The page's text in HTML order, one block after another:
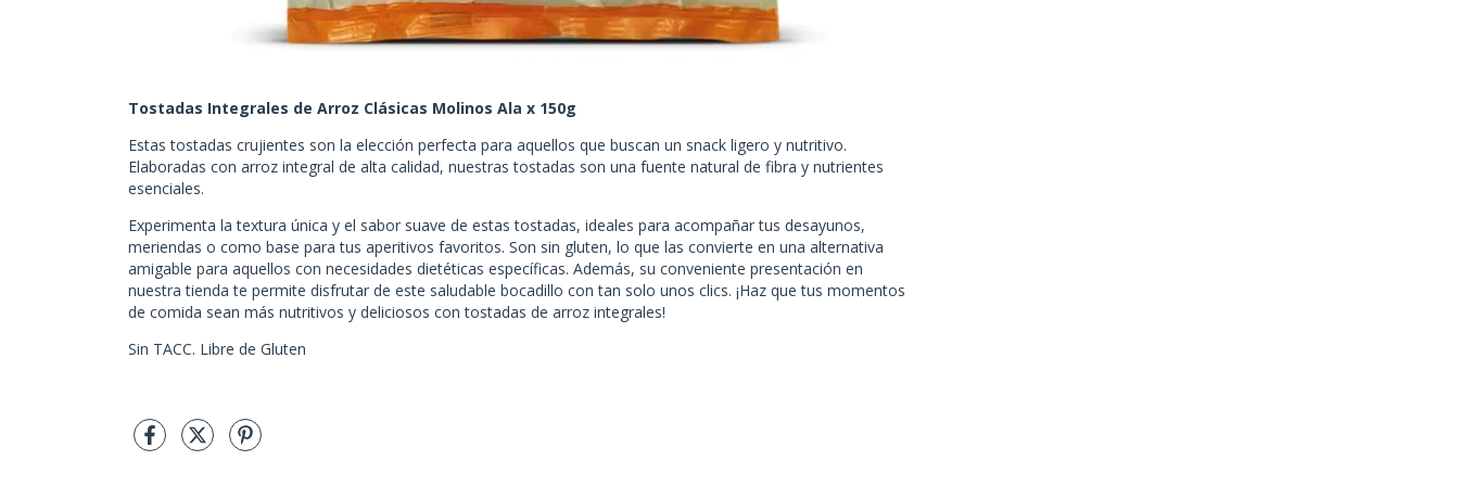
Tostadas Integrales de Arroz Clásicas Molinos Ala x 150g
Estas tostadas crujientes son la elección perfecta para aquellos que buscan un snack ligero y nutritivo.
Elaboradas con arroz integral de alta calidad, nuestras tostadas son una fuente natural de fibra y nutrientes
esenciales.
Experimenta la textura única y el sabor suave de estas tostadas, ideales para acompañar tus desayunos,
meriendas o como base para tus aperitivos favoritos. Son sin gluten, lo que las convierte en una alternativa
amigable para aquellos con necesidades dietéticas específicas. Además, su conveniente presentación en
nuestra tienda te permite disfrutar de este saludable bocadillo con tan solo unos clics. ¡Haz que tus momentos
de comida sean más nutritivos y deliciosos con tostadas de arroz integrales!
Sin TACC. Libre de Gluten